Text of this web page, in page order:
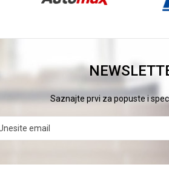
Saznajte prvi za popuste i